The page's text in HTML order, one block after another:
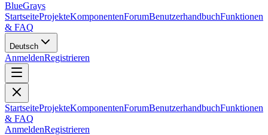
BlueGrays
StartseiteProjekteKomponentenForumBenutzerhandbuchFunktionen
& FAQ
Deutsch
AnmeldenRegistrieren
StartseiteProjekteKomponentenForumBenutzerhandbuchFunktionen
& FAQ
AnmeldenRegistrieren